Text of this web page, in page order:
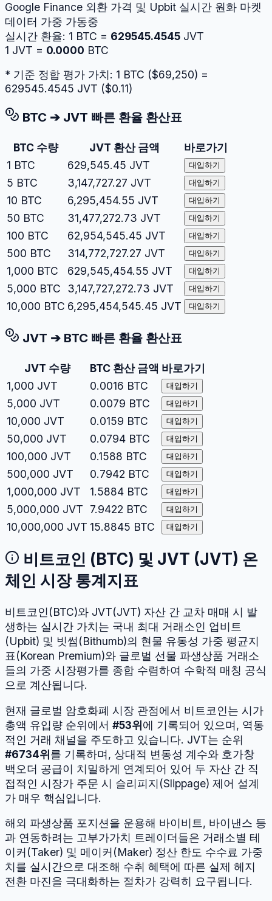
Google Finance 외환 가격 및 Upbit 실시간 원화 마켓
데이터 가중 가동중
실시간 환율: 1 BTC = 629545.4545 JVT
1 JVT = 0.0000 BTC
* 기준 정합 평가 가치: 1 BTC ($69,250) =
629545.4545 JVT ($0.11)
BTC ➔ JVT 빠른 환율 환산표
BTC 수량 JVT 환산 금액
바로가기
1 BTC 629,545.45 JVT 대입하기
5 BTC 3,147,727.27 JVT 대입하기
10 BTC 6,295,454.55 JVT 대입하기
50 BTC 31,477,272.73 JVT 대입하기
100 BTC 62,954,545.45 JVT 대입하기
500 BTC 314,772,727.27 JVT 대입하기
1,000 BTC 629,545,454.55 JVT 대입하기
5,000 BTC 3,147,727,272.73 JVT 대입하기
10,000 BTC 6,295,454,545.45 JVT 대입하기
JVT ➔ BTC 빠른 환율 환산표
JVT 수량 BTC 환산 금액 바로가기
1,000 JVT 0.0016 BTC 대입하기
5,000 JVT 0.0079 BTC 대입하기
10,000 JVT 0.0159 BTC 대입하기
50,000 JVT 0.0794 BTC 대입하기
100,000 JVT 0.1588 BTC 대입하기
500,000 JVT 0.7942 BTC 대입하기
1,000,000 JVT 1.5884 BTC 대입하기
5,000,000 JVT 7.9422 BTC 대입하기
10,000,000 JVT 15.8845 BTC 대입하기
비트코인 ( BTC) 및 JVT (JVT) 온
체인 시장 통계지표
비트코인 (BTC)와 JVT(JVT) 자산 간 교차 매매 시 발
생하는 실시간 가치는 국내 최대 거래소인 업비트
(Upbit) 및 빗썸(Bithumb)의 현물 유동성 가중 평균지
표(Korean Premium)와 글로벌 선물 파생상품 거래소
들의 가중 시장평가를 종합 수렴하여 수학적 매칭 공식
으로 계산됩니다.
현재 글로벌 암호화폐 시장 관점에서 비트코인는 시가
총액 유입량 순위에서 #53위에 기록되어 있으며, 역동
적인 거래 채널을 주도하고 있습니다. JVT는 순위
#6734위를 기록하며, 상대적 변동성 계수와 호가창
백오더 공급이 치밀하게 연계되어 있어 두 자산 간 직
접적인 시장가 주문 시 슬리피지(Slippage) 제어 설계
가 매우 핵심입니다.
해외 파생상품 포지션을 운용해 바이비트, 바이낸스 등
과 연동하려는 고부가가치 트레이더들은 거래소별 테
이커(Taker) 및 메이커(Maker) 정산 한도 수수료 가중
치를 실시간으로 대조해 수취 혜택에 따른 실제 헤지
전환 마진을 극대화하는 절차가 강력히 요구됩니다.